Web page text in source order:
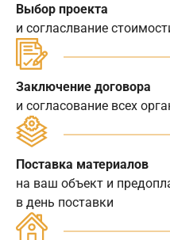
Выбор проекта
и согласлвание
Заключение договора
и согласование всех
Поставка материалов
на ваш объект и
в день поставки